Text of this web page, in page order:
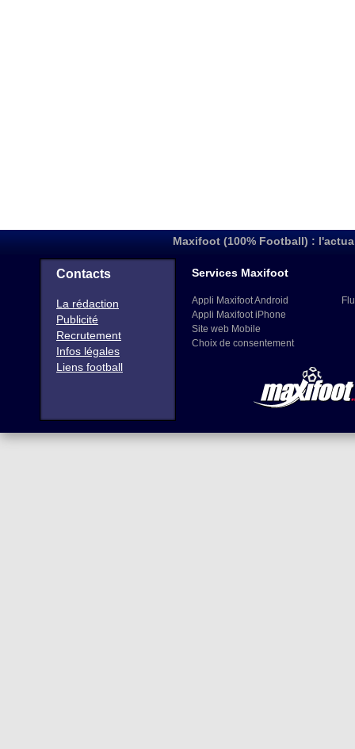
Maxifoot (100% Football) :
Contacts
La rédaction
Publicité
Recrutement
Infos légales
Liens football
Services Maxifoot
Appli Maxifoot Android
Appli Maxifoot iPhone
Site web Mobile
Choix de consentement